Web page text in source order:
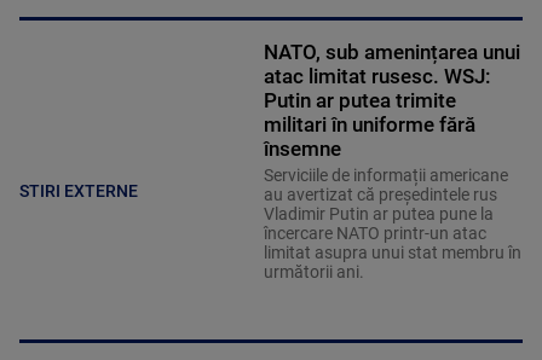
STIRI EXTERNE
NATO, sub amenințarea unui
atac limitat rusesc. WSJ:
Putin ar putea trimite
militari în uniforme fără
însemne
Serviciile de informații americane
au avertizat că președintele rus
Vladimir Putin ar putea pune la
încercare NATO printr-un atac
limitat asupra unui stat membru în
următorii ani.